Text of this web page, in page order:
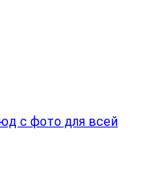
с фото для всей